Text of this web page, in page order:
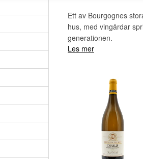
Ett av Bourgognes
hus, med vingårdar
generationen.
Les mer